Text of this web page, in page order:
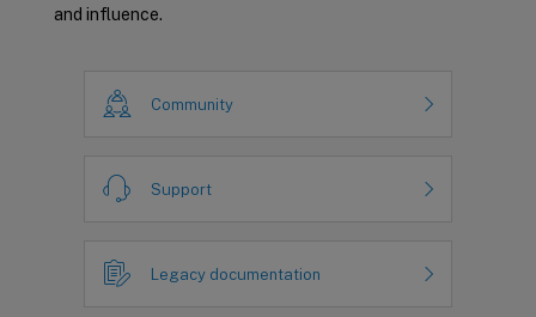
and influence.
Community
Support
Legacy documentation